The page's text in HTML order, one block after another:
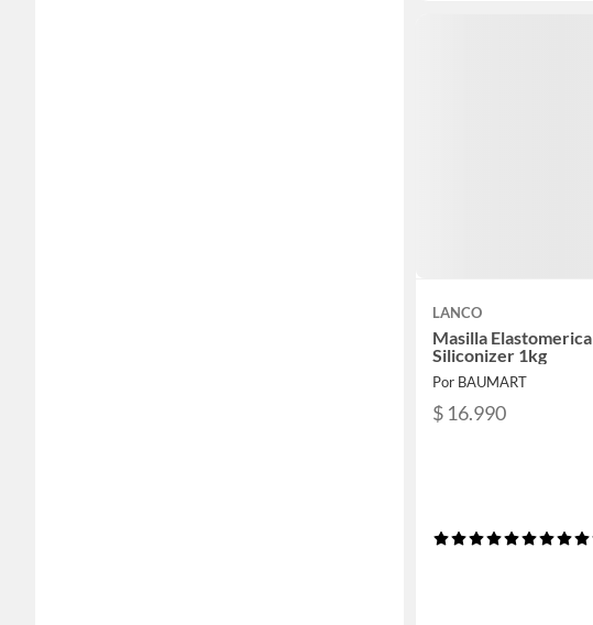
LANCO
Masilla Elastomerica
Siliconizer 1kg
Por BAUMART
$ 16.990